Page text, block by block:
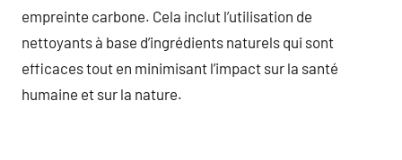
empreinte carbone. Cela inclut l’utilisation de
nettoyants à base d’ingrédients naturels qui sont
efficaces tout en minimisant l’impact sur la santé
humaine et sur la nature.